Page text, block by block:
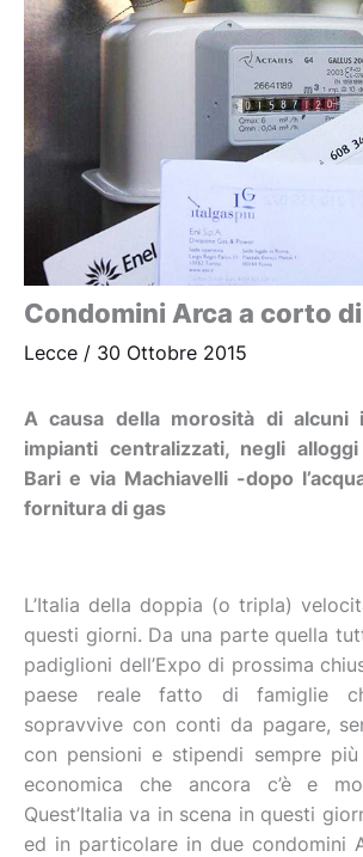
Condomini Arca a corto
Lecce / 30 Ottobre 2015
A causa della morosità di alcuni
impianti centralizzati, negli
Bari e via Machiavelli -dopo
fornitura di gas
L’Italia della doppia (o tripla)
questi giorni. Da una parte quella
padiglioni dell’Expo di prossima
paese reale fatto di famiglie
sopravvive con conti da pagare,
con pensioni e stipendi sempre
economica che ancora c’è e
Quest’Italia va in scena in questi
ed in particolare in due condomini